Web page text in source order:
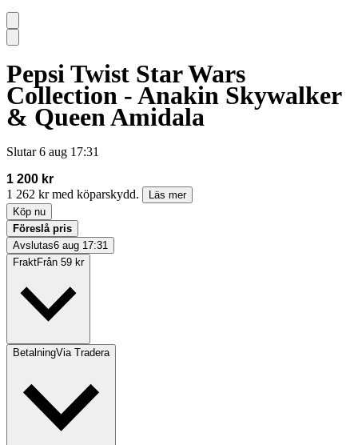
Pepsi Twist Star Wars
Collection - Anakin Skywalker
& Queen Amidala
Slutar 6 aug 17:31
1 200 kr
1 262 kr med köparskydd.
Läs mer
Köp nu
Föreslå pris
Avslutas6 aug 17:31
FraktFrån 59 kr
BetalningVia Tradera